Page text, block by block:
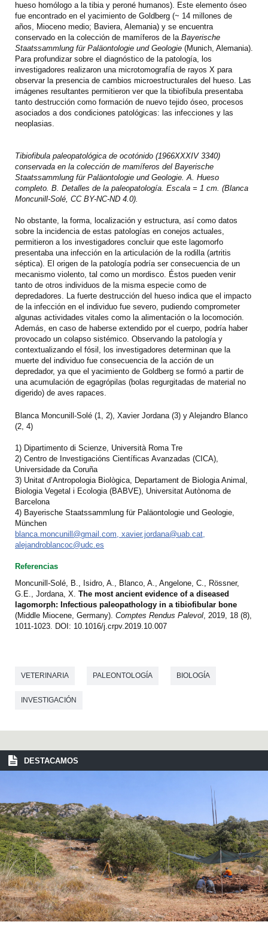
hueso homólogo a la tibia y peroné humanos). Este elemento óseo
fue encontrado en el yacimiento de Goldberg (~ 14 millones de
años, Mioceno medio; Baviera, Alemania) y se encuentra
conservado en la colección de mamíferos de la Bayerische
Staatssammlung für Paläontologie und Geologie (Munich, Alemania).
Para profundizar sobre el diagnóstico de la patología, los
investigadores realizaron una microtomografía de rayos X para
observar la presencia de cambios microestructurales del hueso. Las
imágenes resultantes permitieron ver que la tibiofíbula presentaba
tanto destrucción como formación de nuevo tejido óseo, procesos
asociados a dos condiciones patológicas: las infecciones y las
neoplasias.
Tibiofibula paleopatológica de ocotónido (1966XXXIV 3340)
conservada en la colección de mamíferos del Bayerische
Staatssammlung für Paläontologie und Geologie. A. Hueso
completo. B. Detalles de la paleopatología. Escala = 1 cm. (Blanca
Moncunill-Solé, CC BY-NC-ND 4.0).
No obstante, la forma, localización y estructura, así como datos
sobre la incidencia de estas patologías en conejos actuales,
permitieron a los investigadores concluir que este lagomorfo
presentaba una infección en la articulación de la rodilla (artritis
séptica). El origen de la patología podría ser consecuencia de un
mecanismo violento, tal como un mordisco. Éstos pueden venir
tanto de otros individuos de la misma especie como de
depredadores. La fuerte destrucción del hueso indica que el impacto
de la infección en el individuo fue severo, pudiendo comprometer
algunas actividades vitales como la alimentación o la locomoción.
Además, en caso de haberse extendido por el cuerpo, podría haber
provocado un colapso sistémico. Observando la patología y
contextualizando el fósil, los investigadores determinan que la
muerte del individuo fue consecuencia de la acción de un
depredador, ya que el yacimiento de Goldberg se formó a partir de
una acumulación de egagrópilas (bolas regurgitadas de material no
digerido) de aves rapaces.
Blanca Moncunill-Solé (1, 2), Xavier Jordana (3) y Alejandro Blanco
(2, 4)
1) Dipartimento di Scienze, Università Roma Tre
2) Centro de Investigacións Científicas Avanzadas (CICA),
Universidade da Coruña
3) Unitat d’Antropologia Biològica, Departament de Biologia Animal,
Biologia Vegetal i Ecologia (BABVE), Universitat Autònoma de
Barcelona
4) Bayerische Staatssammlung für Paläontologie und Geologie,
München
blanca.moncunill@gmail.com, xavier.jordana@uab.cat,
alejandroblancoc@udc.es
Referencias
Moncunill-Solé, B., Isidro, A., Blanco, A., Angelone, C., Rössner,
G.E., Jordana, X. The most ancient evidence of a diseased
lagomorph: Infectious paleopathology in a tibiofibular bone
(Middle Miocene, Germany). Comptes Rendus Palevol, 2019, 18 (8),
1011-1023. DOI: 10.1016/j.crpv.2019.10.007
VETERINARIA PALEONTOLOGÍA BIOLOGÍA
INVESTIGACIÓN
DESTACAMOS